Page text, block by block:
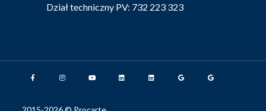
Dział techniczny PV: 732 223 323